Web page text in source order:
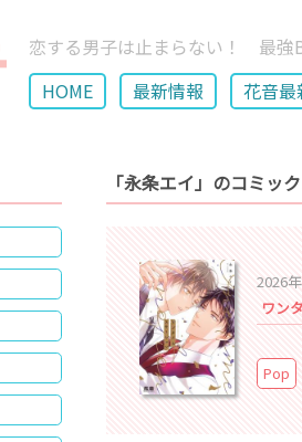
恋する男子は止まらない！ 最強
HOME
最新情報 花音最
「永条エイ」のコミッ
2026
ワン
Pop